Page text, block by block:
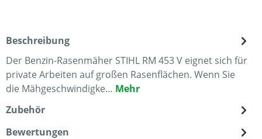
Beschreibung
Der Benzin-Rasenmäher STIHL RM 453 V eignet sich für
private Arbeiten auf großen Rasenflächen. Wenn Sie
die Mähgeschwindigke… Mehr
Zubehör
Bewertungen